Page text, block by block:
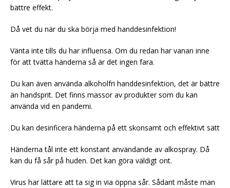
bättre effekt.
Då vet du när du ska börja med handdesinfektion!
Vänta inte tills du har influensa. Om du redan har vanan inne
för att tvätta händerna så är det ingen fara.
Du kan även använda alkoholfri handdesinfektion, det är bättre
än handsprit. Det finns massor av produkter som du kan
använda vid en pandemi.
Du kan desinficera händerna på ett skonsamt och effektivt sätt
Händerna tål inte ett konstant användande av alkospray. Då
kan du få sår på huden. Det kan göra väldigt ont.
Virus har lättare att ta sig in via öppna sår. Sådant måste man